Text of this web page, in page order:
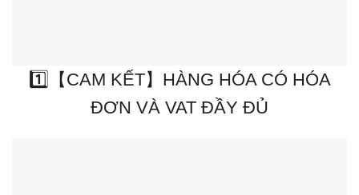
1️⃣【CAM KẾT】HÀNG HÓA CÓ HÓA
ĐƠN VÀ VAT ĐẦY ĐỦ